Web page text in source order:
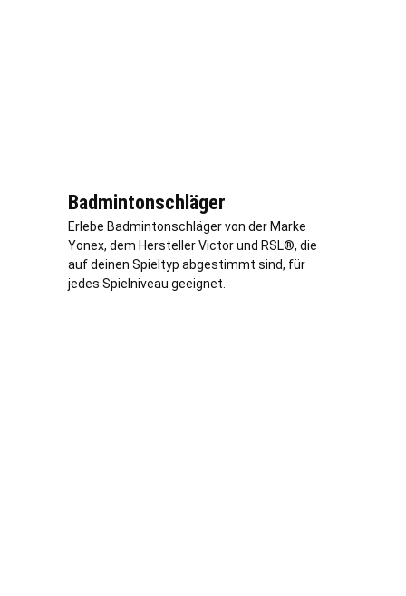
Badmintonschläger
Erlebe Badmintonschläger von der Marke
Yonex, dem Hersteller Victor und RSL®, die
auf deinen Spieltyp abgestimmt sind, für
jedes Spielniveau geeignet.